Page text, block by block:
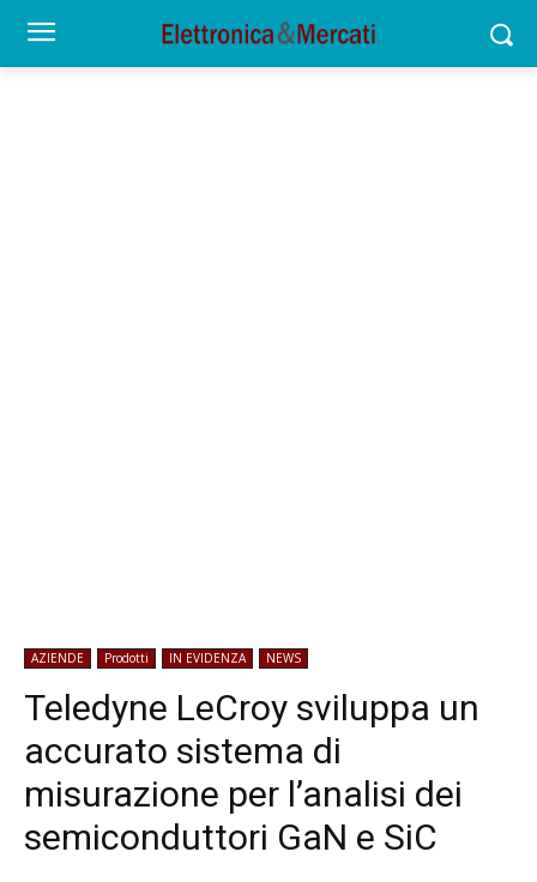
AZIENDE Prodotti IN EVIDENZA NEWS
Teledyne LeCroy sviluppa un
accurato sistema di
misurazione per l’analisi dei
semiconduttori GaN e SiC